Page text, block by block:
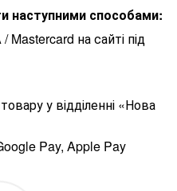
наступними способами:
на сайті під
у відділенні «Нова
Pay, Apple Pay